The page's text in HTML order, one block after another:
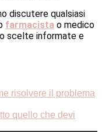
discutere qualsiasi
farmacista o medico
scelte informate e
risolvere il problema
quello che devi